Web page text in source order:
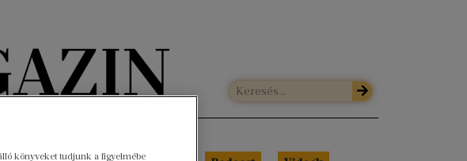
könyveket tudjunk a figyelmébe